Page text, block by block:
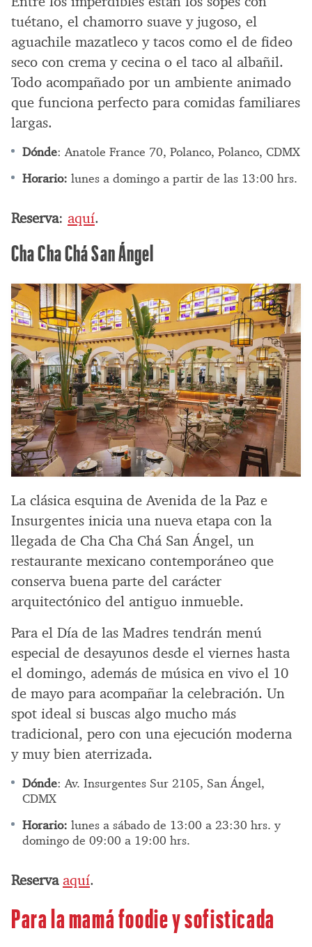
tuétano, el chamorro suave y jugoso, el
aguachile mazatleco y tacos como el de fideo
seco con crema y cecina o el taco al albañil.
Todo acompañado por un ambiente animado
que funciona perfecto para comidas familiares
largas.
Dónde: Anatole France 70, Polanco, Polanco, CDMX
Horario: lunes a domingo a partir de las 13:00 hrs.
Reserva: aquí.
Cha Cha Chá San Ángel
La clásica esquina de Avenida de la Paz e
Insurgentes inicia una nueva etapa con la
llegada de Cha Cha Chá San Ángel, un
restaurante mexicano contemporáneo que
conserva buena parte del carácter
arquitectónico del antiguo inmueble.
Para el Día de las Madres tendrán menú
especial de desayunos desde el viernes hasta
el domingo, además de música en vivo el 10
de mayo para acompañar la celebración. Un
spot ideal si buscas algo mucho más
tradicional, pero con una ejecución moderna
y muy bien aterrizada.
Dónde: Av. Insurgentes Sur 2105, San Ángel,
CDMX
Horario: lunes a sábado de 13:00 a 23:30 hrs. y
domingo de 09:00 a 19:00 hrs.
Reserva aquí.
Para la mamá foodie y sofisticada